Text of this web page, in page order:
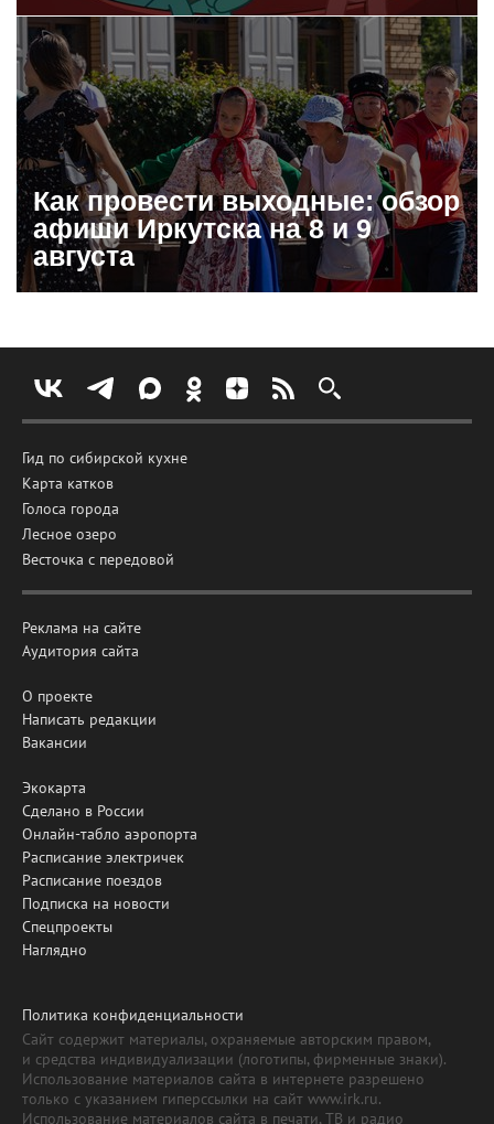
Как провести выходные: обзор
афиши Иркутска на 8 и 9
августа
Гид по сибирской кухне
Карта катков
Голоса города
Лесное озеро
Весточка с передовой
Реклама на сайте
Аудитория сайта
О проекте
Написать редакции
Вакансии
Экокарта
Сделано в России
Онлайн-табло аэропорта
Расписание электричек
Расписание поездов
Подписка на новости
Спецпроекты
Наглядно
Политика конфиденциальности
Сайт содержит материалы, охраняемые авторским правом,
и средства индивидуализации (логотипы, фирменные знаки).
Использование материалов сайта в интернете разрешено
только с указанием гиперссылки на сайт www.irk.ru.
Использование материалов сайта в печати, ТВ и радио